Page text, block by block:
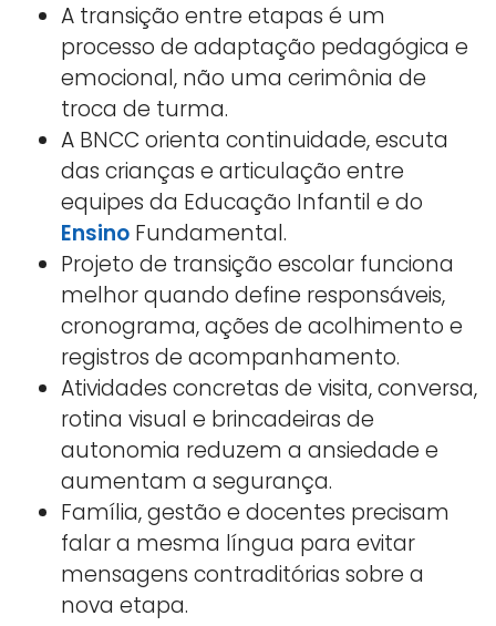
A transição entre etapas é um
processo de adaptação pedagógica e
emocional, não uma cerimônia de
troca de turma.
A BNCC orienta continuidade, escuta
das crianças e articulação entre
equipes da Educação Infantil e do
Ensino Fundamental.
Projeto de transição escolar funciona
melhor quando define responsáveis,
cronograma, ações de acolhimento e
registros de acompanhamento.
Atividades concretas de visita, conversa,
rotina visual e brincadeiras de
autonomia reduzem a ansiedade e
aumentam a segurança.
Família, gestão e docentes precisam
falar a mesma língua para evitar
mensagens contraditórias sobre a
nova etapa.